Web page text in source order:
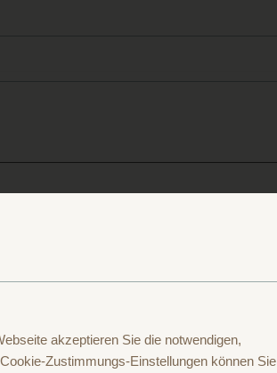
akzeptieren Sie die notwendigen,
Zustimmungs-Einstellungen können Sie